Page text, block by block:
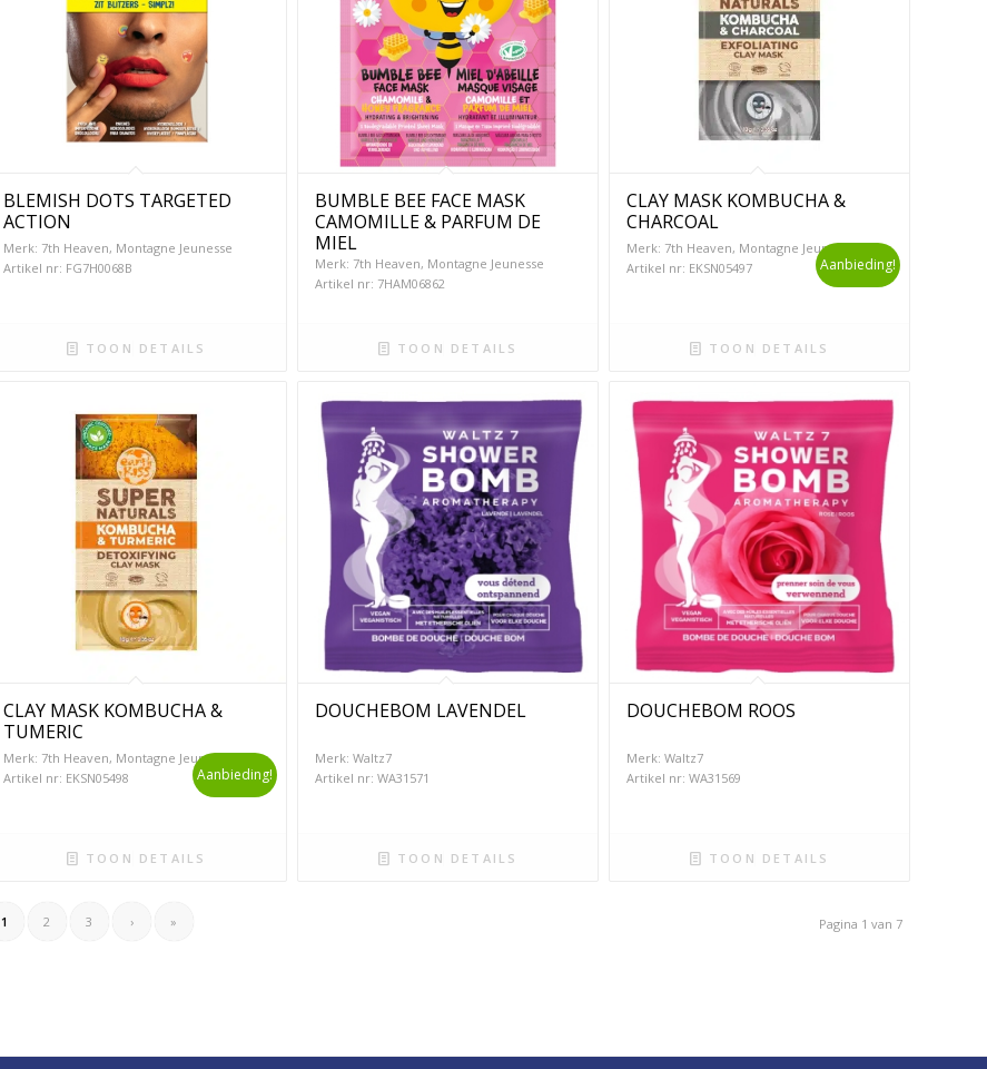
BLEMISH DOTS TARGETED
ACTION
Merk: 7th Heaven, Montagne Jeunesse
Artikel nr: FG7H0068B
TOON DETAILS
BUMBLE BEE FACE MASK
CAMOMILLE & PARFUM DE
MIEL
Merk: 7th Heaven, Montagne Jeunesse
Artikel nr: 7HAM06862
TOON DETAILS
CLAY MASK KOMBUCHA &
CHARCOAL
Merk: 7th Heaven, Montagne Jeunesse
Artikel nr: EKSN05497
Aanbieding!
TOON DETAILS
CLAY MASK KOMBUCHA &
TUMERIC
Merk: 7th Heaven, Montagne Jeunesse
Artikel nr: EKSN05498
Aanbieding!
TOON DETAILS
DOUCHEBOM LAVENDEL
Merk: Waltz7
Artikel nr: WA31571
TOON DETAILS
DOUCHEBOM ROOS
Merk: Waltz7
Artikel nr: WA31569
TOON DETAILS
Pagina 1 van 7
1 2 3 › »